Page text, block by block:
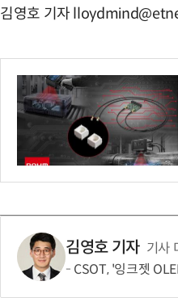
김영호 기자
김영호 기자 기사
CSOT, '잉크젯